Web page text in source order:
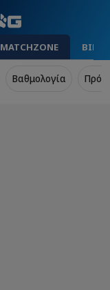
MATCHZONE
Βαθμολογία